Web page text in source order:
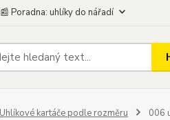
📰 Poradna: uhlíky do nářadí
Uhlíkové kartáče podle rozměru 006